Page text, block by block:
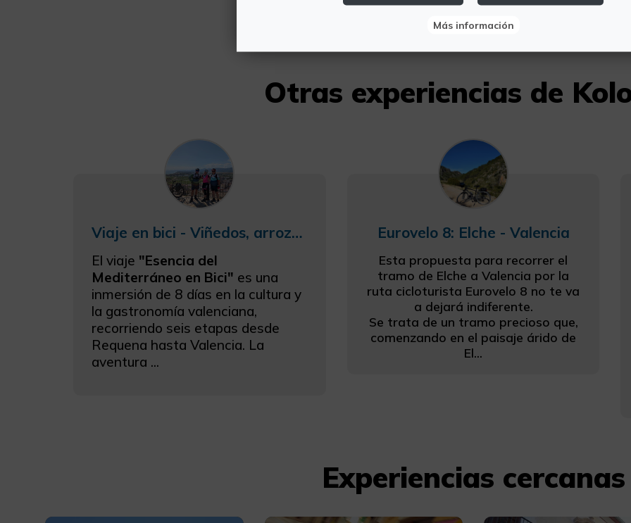
Otras experiencias de
Viaje en bici - Viñedos, arrozales y plantaciones de naranjas en bicicleta. Viaje en bici por las esencias del Mediterraneo
El viaje "Esencia del
Mediterráneo en Bici" es una
inmersión de 8 días en la cultura y
la gastronomía valenciana,
recorriendo seis etapas desde
Requena hasta Valencia. La
aventura ...
Eurovelo 8: Elche - Valencia
Esta propuesta para recorrer el
tramo de Elche a Valencia por la
ruta cicloturista Eurovelo 8 no te va
a dejará indiferente.
Se trata de un tramo precioso que,
comenzando en el paisaje árido de
El...
Experiencias cercanas
Más información